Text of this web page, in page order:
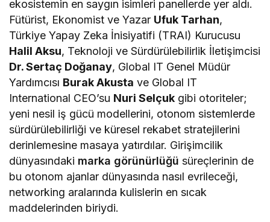
ekosistemin en saygın isimleri panellerde yer aldı.
Fütürist, Ekonomist ve Yazar Ufuk Tarhan,
Türkiye Yapay Zeka İnisiyatifi (TRAI) Kurucusu
Halil Aksu, Teknoloji ve Sürdürülebilirlik İletişimcisi
Dr. Sertaç Doğanay, Global IT Genel Müdür
Yardımcısı Burak Akusta ve Global IT
International CEO’su Nuri Selçuk gibi otoriteler;
yeni nesil iş gücü modellerini, otonom sistemlerde
sürdürülebilirliği ve küresel rekabet stratejilerini
derinlemesine masaya yatırdılar. Girişimcilik
dünyasındaki marka görünürlüğü süreçlerinin de
bu otonom ajanlar dünyasında nasıl evrileceği,
networking aralarında kulislerin en sıcak
maddelerinden biriydi.